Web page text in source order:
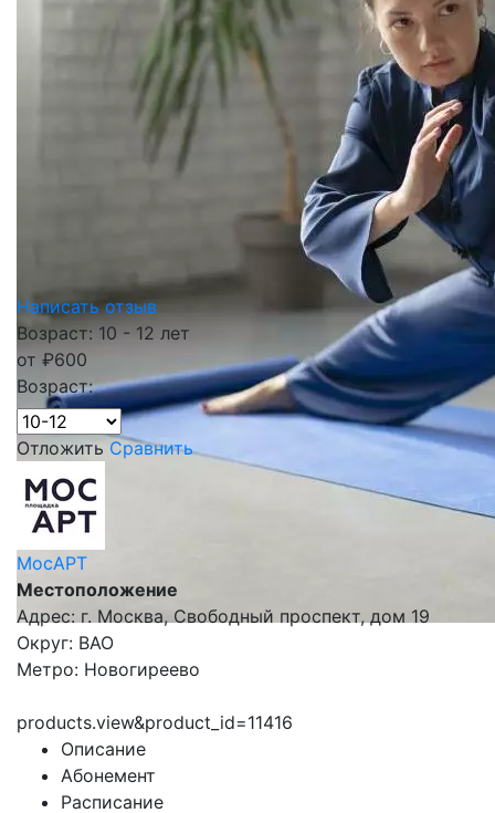
Написать отзыв
Возраст: 10 - 12 лет
от ₽600
Возраст:
Отложить Сравнить
МосАРТ
Местоположение
Адрес: г. Москва, Свободный проспект, дом 19
Округ: ВАО
Метро: Новогиреево
products.view&product_id=11416
Описание
Абонемент
Расписание